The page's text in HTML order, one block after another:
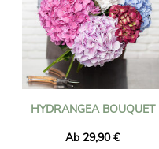
HYDRANGEA BOUQUET
Ab 29,90 €